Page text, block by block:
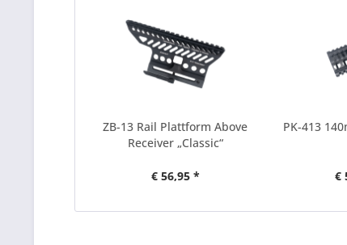
ZB-13 Rail Plattform Above
Receiver „Classic“
€ 56,95 *
PK-413
€